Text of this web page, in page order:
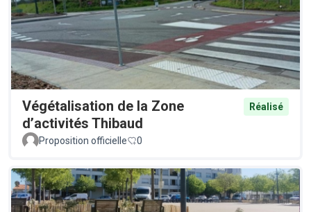
Végétalisation de la Zone
d’activités Thibaud
Réalisé
Proposition officielle 0